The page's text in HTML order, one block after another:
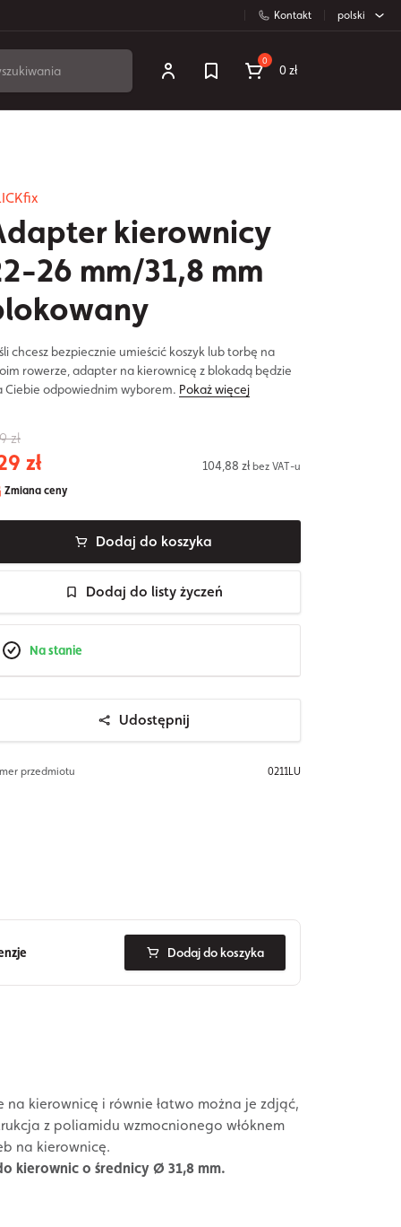
Kontakt polski
0
0 zł
kierownicy
26 mm/31,8 mm
chcesz bezpiecznie umieścić koszyk lub torbę na
rowerze, adapter na kierownicę z blokadą będzie
Ciebie odpowiednim wyborem. Pokaż więcej
zł
zł 104,88 zł bez VAT-u
Zmiana ceny
Dodaj do koszyka
Dodaj do listy życzeń
Na stanie
Udostępnij
przedmiotu 0211LU
Dodaj do koszyka
kierownicę i równie łatwo można je zdjąć,
z poliamidu wzmocnionego włóknem
na kierownicę.
kierownic o średnicy Ø 31,8 mm.